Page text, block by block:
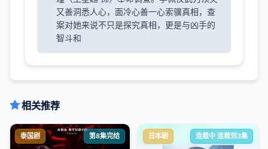
又善洞悉人心，面冷心善一心索骥真相，查
案对她来说不只是探究真相，更是与凶手的
智斗和
相关推荐
泰国剧 第8集完结 日本剧 连载中 连载到3集